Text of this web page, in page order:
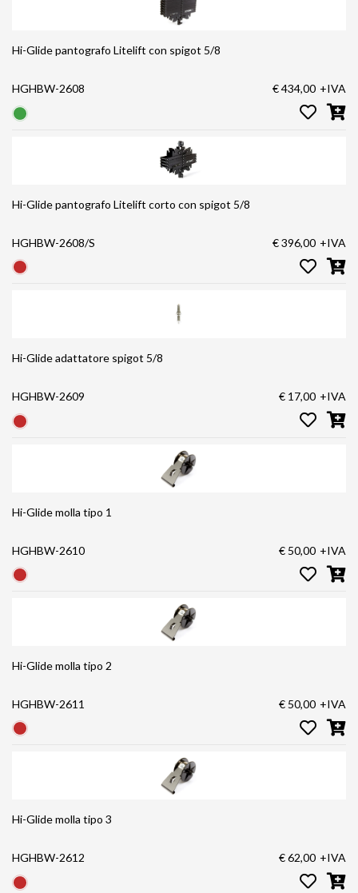
Hi-Glide pantografo Litelift con spigot 5/8
HGHBW-2608 € 434,00 +IVA
Hi-Glide pantografo Litelift corto con spigot 5/8
HGHBW-2608/S € 396,00 +IVA
Hi-Glide adattatore spigot 5/8
HGHBW-2609 € 17,00 +IVA
Hi-Glide molla tipo 1
HGHBW-2610 € 50,00 +IVA
Hi-Glide molla tipo 2
HGHBW-2611 € 50,00 +IVA
Hi-Glide molla tipo 3
HGHBW-2612 € 62,00 +IVA